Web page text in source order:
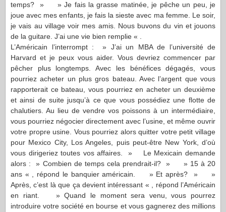
temps? » » Je fais la grasse matinée, je pêche un peu, je
joue avec mes enfants, je fais la sieste avec ma femme. Le soir,
je vais au village voir mes amis. Nous buvons du vin et jouons
de la guitare. J’ai une vie bien remplie « .
L’Américain l’interrompt : » J’ai un MBA de l’université de
Harvard et je peux vous aider. Vous devriez commencer par
pêcher plus longtemps. Avec les bénéfices dégagés, vous
pourriez acheter un plus gros bateau. Avec l’argent que vous
rapporterait ce bateau, vous pourriez en acheter un deuxième
et ainsi de suite jusqu’à ce que vous possédiez une flotte de
chalutiers. Au lieu de vendre vos poissons à un intermédiaire,
vous pourriez négocier directement avec l’usine, et même ouvrir
votre propre usine. Vous pourriez alors quitter votre petit village
pour Mexico City, Los Angeles, puis peut-être New York, d’où
vous dirigeriez toutes vos affaires. » Le Mexicain demande
alors : » Combien de temps cela prendrait-il? » » 15 à 20
ans « , répond le banquier américain. » Et après? » »
Après, c’est là que ça devient intéressant « , répond l’Américain
en riant. » Quand le moment sera venu, vous pourrez
introduire votre société en bourse et vous gagnerez des millions